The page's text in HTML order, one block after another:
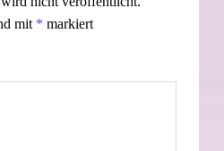
mit * markiert